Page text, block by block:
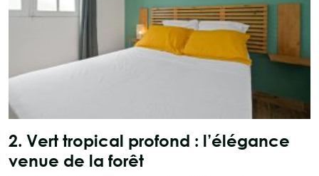
2. Vert tropical profond : l’élégance
venue de la forêt